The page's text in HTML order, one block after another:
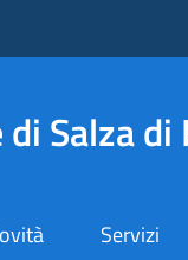
di Salza
Servizi